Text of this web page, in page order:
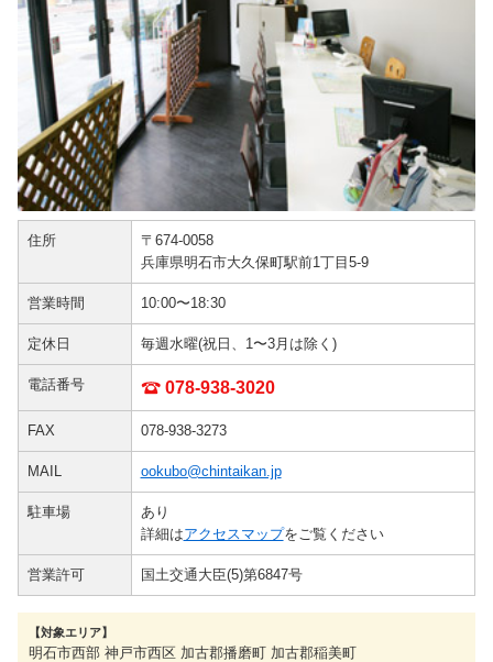
住所
〒674-0058
兵庫県明石市大久保町駅前1丁目5-9
営業時間 10:00〜18:30
定休日 毎週水曜(祝日、1〜3月は除く)
電話番号 078-938-3020
FAX 078-938-3273
MAIL ookubo@chintaikan.jp
駐車場
あり
詳細はアクセスマップをご覧ください
営業許可 国土交通大臣(5)第6847号
【対象エリア】
明石市西部 神戸市西区 加古郡播磨町 加古郡稲美町